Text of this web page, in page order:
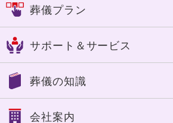
人づくり（人材教育）
選べる葬送品・おもてなし
エンバーミング・湯灌
葬儀への想い
ご葬儀実例
成田市
四街道市
市原市
船橋市
茂原市
いすみ市
鴨川市
葬儀プラン
認知症対策あんしんパック
家族葬
一般葬
一日葬
サポート＆サービス
事前相談のすすめ
アフターサポート
SOUセレモニーメンバーズ(互助会)
葬儀の知識
会社案内